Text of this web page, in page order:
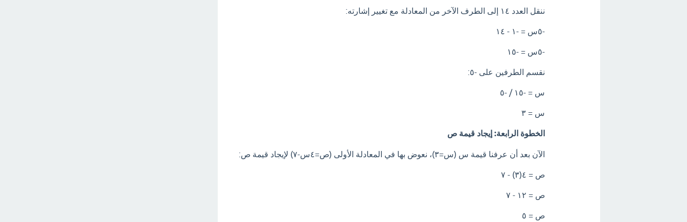
ننقل العدد ١٤ إلى الطرف الآخر من المعادلة مع تغيير إشارته:
-٥س = -١ - ١٤
-٥س = -١٥
نقسم الطرفين على -٥:
س = -١٥ / -٥
س = ٣
الخطوة الرابعة: إيجاد قيمة ص
الآن بعد أن عرفنا قيمة س (س=٣)، نعوض بها في المعادلة الأولى (ص=٤س-٧) لإيجاد قيمة ص:
ص = ٤(٣) - ٧
ص = ١٢ - ٧
ص = ٥